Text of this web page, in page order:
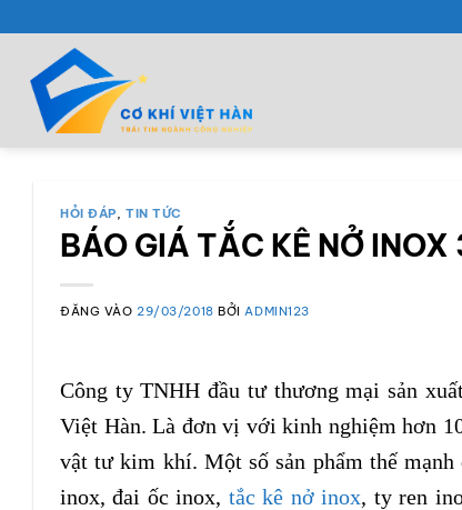
qua
dung
HỎI ĐÁP,TIN TỨC
BÁO GIÁ TẮC KÊ NỞ
ĐĂNG VÀO 29/03/2018 BỞI ADMIN123
Công ty TNHH đầu tư thương mại sản
Việt Hàn. Là đơn vị với kinh nghiệm hơn
vật tư kim khí. Một số sản phẩm thế
inox, đai ốc inox, tắc kê nở inox, ty ren